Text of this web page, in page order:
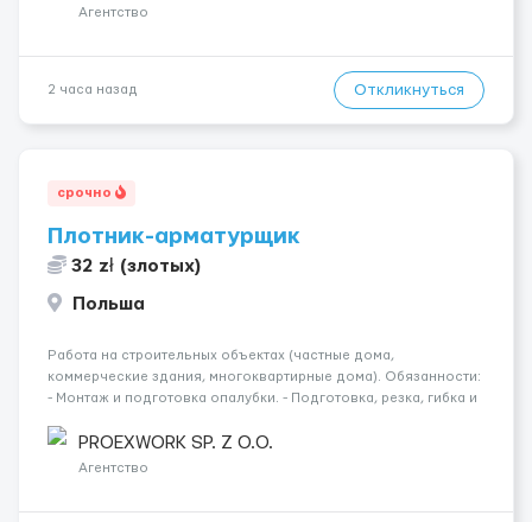
Агентство
2 часа назад Откликнуться
срочно
Плотник-арматурщик
32 zł (злотых)
Польша
Работа на строительных объектах (частные дома,
коммерческие здания, многоквартирные дома). Обязанности:
- Монтаж и подготовка опалубки. - Подготовка, резка, гибка и
Связка арматурных стержней. - Заливка бетона. - Демонтаж
опалубки после за...
PROEXWORK SP. Z O.O.
Агентство